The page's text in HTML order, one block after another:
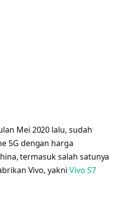
Mei 2020 lalu, sudah
5G dengan harga
termasuk salah satunya
Vivo, yakni Vivo S7